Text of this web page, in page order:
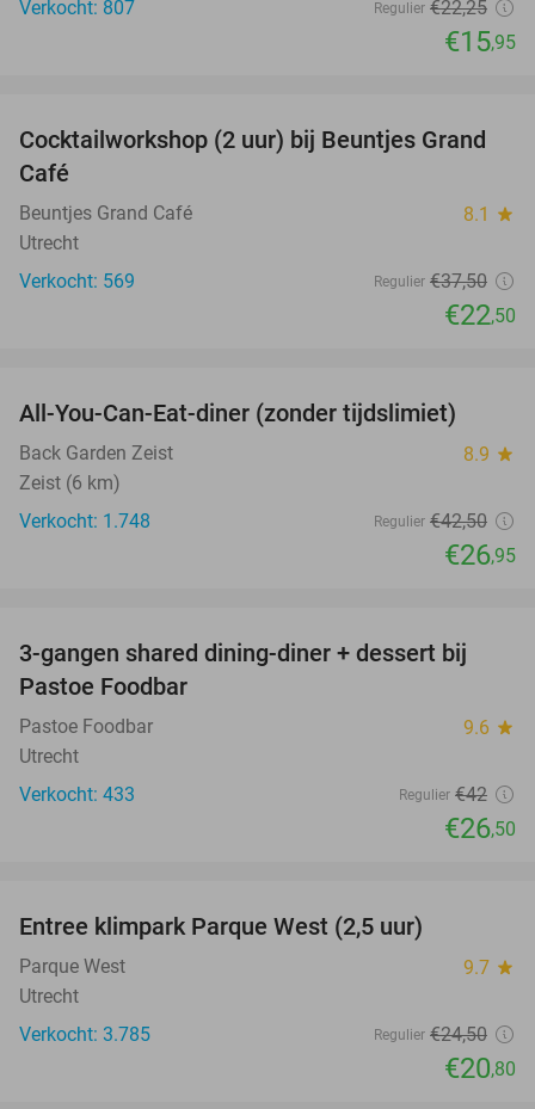
Verkocht: 807 Regulier €22,25
€15,95
40%
Cocktailworkshop (2 uur) bij Beuntjes Grand
Café
Beuntjes Grand Café 8.1 star
Utrecht
Verkocht: 569
Regulier €37,50
€22,50
All-You-Can-Eat-diner (zonder tijdslimiet)
Back Garden Zeist 8.9 star
Zeist (6 km)
Verkocht: 1.748
Regulier €42,50
€26,95
37%
3-gangen shared dining-diner + dessert bij
Pastoe Foodbar
Pastoe Foodbar 9.6 star
Utrecht
Verkocht: 433
Regulier €42
€26,50
Entree klimpark Parque West (2,5 uur)
Parque West 9.7 star
Utrecht
Verkocht: 3.785
Regulier €24,50
€20,80